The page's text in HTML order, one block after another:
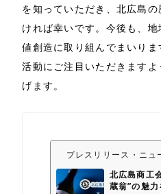
を知っていただき、北広島
ければ幸いです。今後も、
値創造に取り組んでまいり
活動にご注目いただきます
げます。
プレスリリース・ニ
北広島商工
蔵翁”の魅